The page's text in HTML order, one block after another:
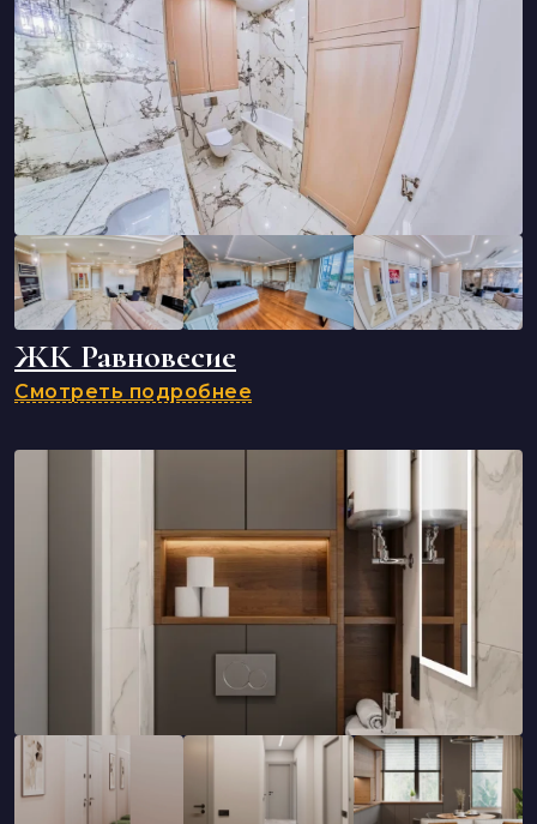
ЖК Равновесие
Смотреть подробнее